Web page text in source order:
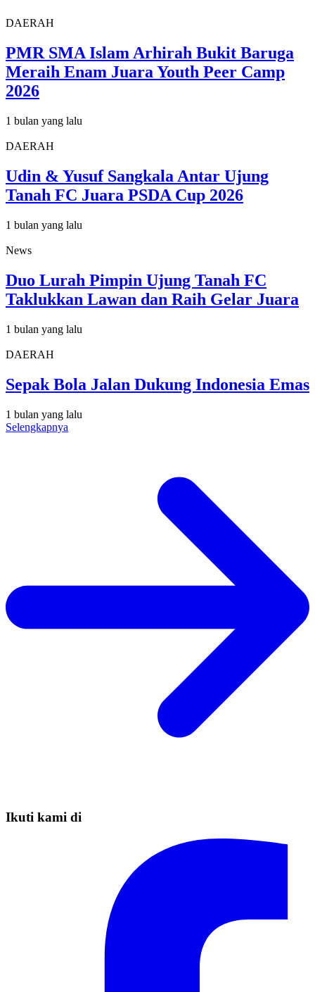
DAERAH
PMR SMA Islam Arhirah Bukit Baruga
Meraih Enam Juara Youth Peer Camp
2026
1 bulan yang lalu
DAERAH
Udin & Yusuf Sangkala Antar Ujung
Tanah FC Juara PSDA Cup 2026
1 bulan yang lalu
News
Duo Lurah Pimpin Ujung Tanah FC
Taklukkan Lawan dan Raih Gelar Juara
1 bulan yang lalu
DAERAH
Sepak Bola Jalan Dukung Indonesia Emas
1 bulan yang lalu
Selengkapnya
Ikuti kami di